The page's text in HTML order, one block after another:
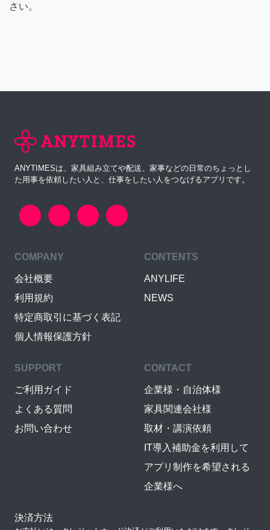
さい。
ANYTIMESは、家具組み立てや配送、家事などの日常のちょっとし
た用事を依頼したい人と、仕事をしたい人をつなげるアプリです。
COMPANY
会社概要
利用規約
特定商取引に基づく表記
個人情報保護方針
CONTENTS
ANYLIFE
NEWS
SUPPORT
ご利用ガイド
よくある質問
お問い合わせ
CONTACT
企業様・自治体様
家具関連会社様
取材・講演依頼
IT導入補助金を利用して
アプリ制作を希望される
企業様へ
決済方法